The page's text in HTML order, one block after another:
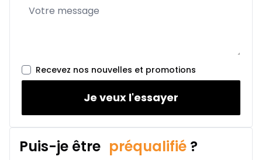
Location sur 24 mois
Recevez nos nouvelles et promotions
Je veux l'essayer
Puis-je être préqualifié ?